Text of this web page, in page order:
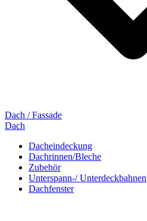
Dach / Fassade
Dach
Dacheindeckung
Dachrinnen/Bleche
Zubehör
Unterspann-/ Unterdeckbahnen
Dachfenster